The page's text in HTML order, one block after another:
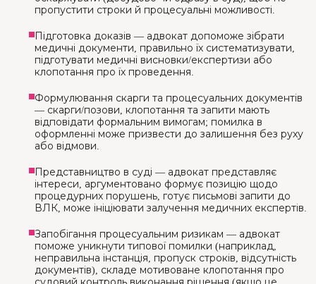
пропустити строки й процесуальні можливості.
Підготовка доказів — адвокат допоможе зібрати
медичні документи, правильно їх систематизувати,
підготувати медичні висновки/експертизи або
клопотання про їх проведення.
Формулювання скарги та процесуальних документів
— скарги/позови, клопотання та запити мають
відповідати формальним вимогам; помилка в
оформленні може призвести до залишення без руху
або відмови.
Представництво в суді — адвокат представляє
інтереси, аргументовано формує позицію щодо
процедурних порушень, готує письмові запити до
ВЛК, може ініціювати залучення медичних експертів.
Запобігання процесуальним ризикам — адвокат
поможе уникнути типової помилки (наприклад,
неправильна інстанція, пропуск строків, відсутність
документів), складе мотивоване клопотання про